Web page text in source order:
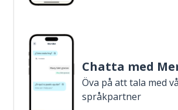
Chatta med
Öva på att tala med
språkpartner